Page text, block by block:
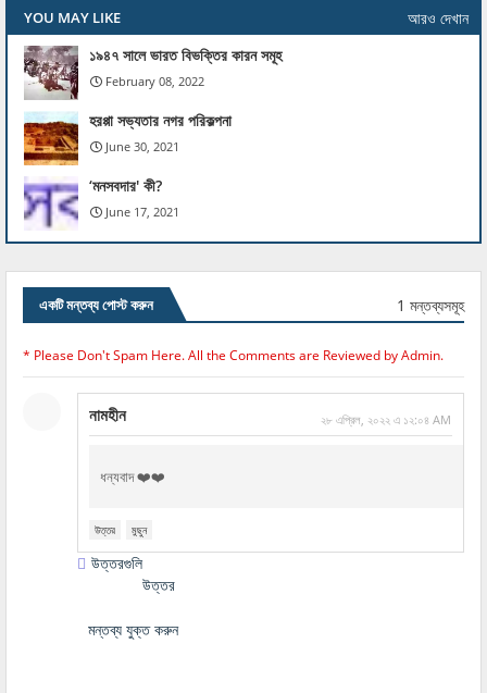
YOU MAY LIKE
আরও দেখান
১৯৪৭ সালে ভারত বিভক্তির কারন সমূহ
February 08, 2022
হরপ্পা সভ্যতার নগর পরিকল্পনা
June 30, 2021
‘মনসবদার' কী?
June 17, 2021
একটি মন্তব্য পোস্ট করুন 1 মন্তব্যসমূহ
* Please Don't Spam Here. All the Comments are Reviewed by Admin.
নামহীন ২৮ এপ্রিল, ২০২২ এ ১২:০৪ AM
ধন্যবাদ ❤️❤️
উত্তর মুছুন
উত্তরগুলি
উত্তর
মন্তব্য যুক্ত করুন